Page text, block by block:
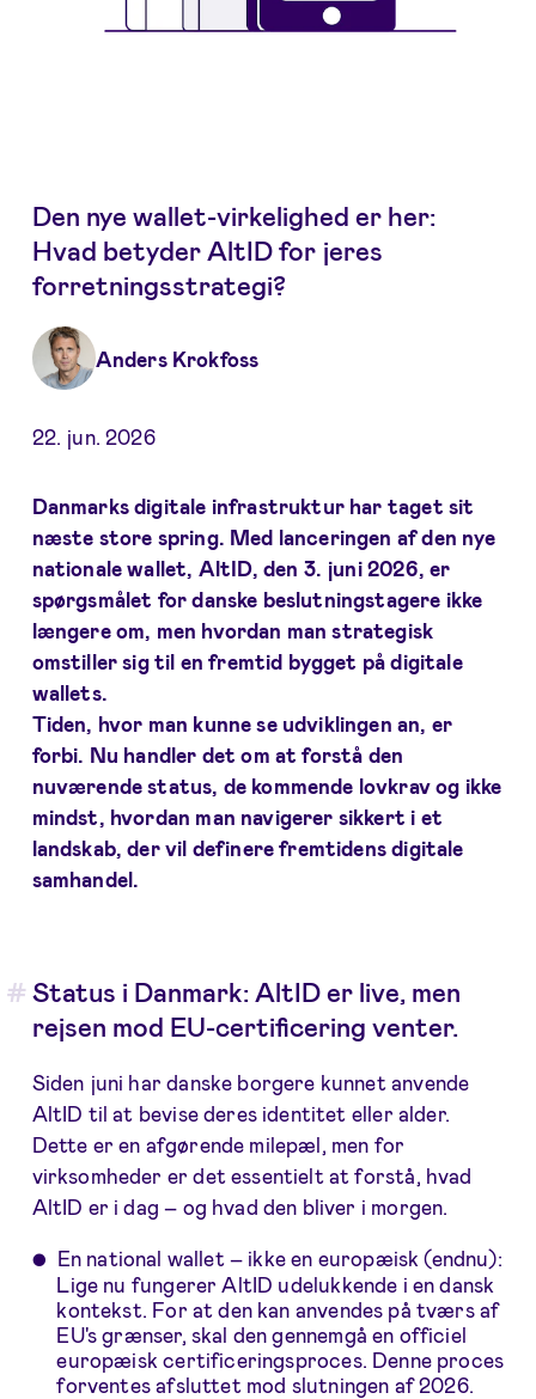
Anders Krokfoss
22. jun. 2026
Den nye wallet-virkelighed er her:
Hvad betyder AltID for jeres
forretningsstrategi?
Danmarks digitale infrastruktur har taget sit
næste store spring. Med lanceringen af den nye
nationale wallet, AltID, den 3. juni 2026, er
spørgsmålet for danske beslutningstagere ikke
længere om, men hvordan man strategisk
omstiller sig til en fremtid bygget på digitale
wallets.
Tiden, hvor man kunne se udviklingen an, er
forbi. Nu handler det om at forstå den
nuværende status, de kommende lovkrav og ikke
mindst, hvordan man navigerer sikkert i et
landskab, der vil definere fremtidens digitale
samhandel.
Status i Danmark: AltID er live, men
rejsen mod EU-certificering venter.
Siden juni har danske borgere kunnet anvende
AltID til at bevise deres identitet eller alder.
Dette er en afgørende milepæl, men for
virksomheder er det essentielt at forstå, hvad
AltID er i dag – og hvad den bliver i morgen.
En national wallet – ikke en europæisk (endnu):
Lige nu fungerer AltID udelukkende i en dansk
kontekst. For at den kan anvendes på tværs af
EU's grænser, skal den gennemgå en officiel
europæisk certificeringsproces. Denne proces
forventes afsluttet mod slutningen af 2026.